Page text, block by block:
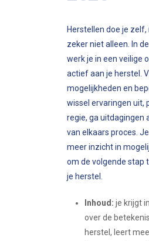
Herstellen doe je
zeker niet alleen. In
werk je in een veilige
actief aan je herstel.
mogelijkheden en
wissel ervaringen uit,
regie, ga uitdagingen
van elkaars proces.
meer inzicht in
om de volgende stap
je herstel.
Inhoud: je krijgt
over de
herstel, leert